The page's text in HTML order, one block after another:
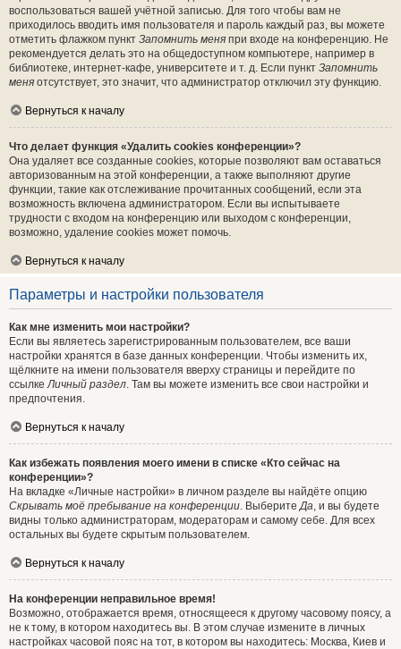
воспользоваться вашей учётной записью. Для того чтобы вам не
приходилось вводить имя пользователя и пароль каждый раз, вы можете
отметить флажком пункт Запомнить меня при входе на конференцию. Не
рекомендуется делать это на общедоступном компьютере, например в
библиотеке, интернет-кафе, университете и т. д. Если пункт Запомнить
меня отсутствует, это значит, что администратор отключил эту функцию.
Вернуться к началу
Что делает функция «Удалить cookies конференции»?
Она удаляет все созданные cookies, которые позволяют вам оставаться
авторизованным на этой конференции, а также выполняют другие
функции, такие как отслеживание прочитанных сообщений, если эта
возможность включена администратором. Если вы испытываете
трудности с входом на конференцию или выходом с конференции,
возможно, удаление cookies может помочь.
Вернуться к началу
Параметры и настройки пользователя
Как мне изменить мои настройки?
Если вы являетесь зарегистрированным пользователем, все ваши
настройки хранятся в базе данных конференции. Чтобы изменить их,
щёлкните на имени пользователя вверху страницы и перейдите по
ссылкеЛичный раздел. Там вы можете изменить все свои настройки и
предпочтения.
Вернуться к началу
Как избежать появления моего имени в списке «Кто сейчас на
конференции»?
На вкладке «Личные настройки» в личном разделе вы найдёте опцию
Скрывать моё пребывание на конференции. ВыберитеДа, и вы будете
видны только администраторам, модераторам и самому себе. Для всех
остальных вы будете скрытым пользователем.
Вернуться к началу
На конференции неправильное время!
Возможно, отображается время, относящееся к другому часовому поясу, а
не к тому, в котором находитесь вы. В этом случае измените в личных
настройках часовой пояс на тот, в котором вы находитесь: Москва, Киев и